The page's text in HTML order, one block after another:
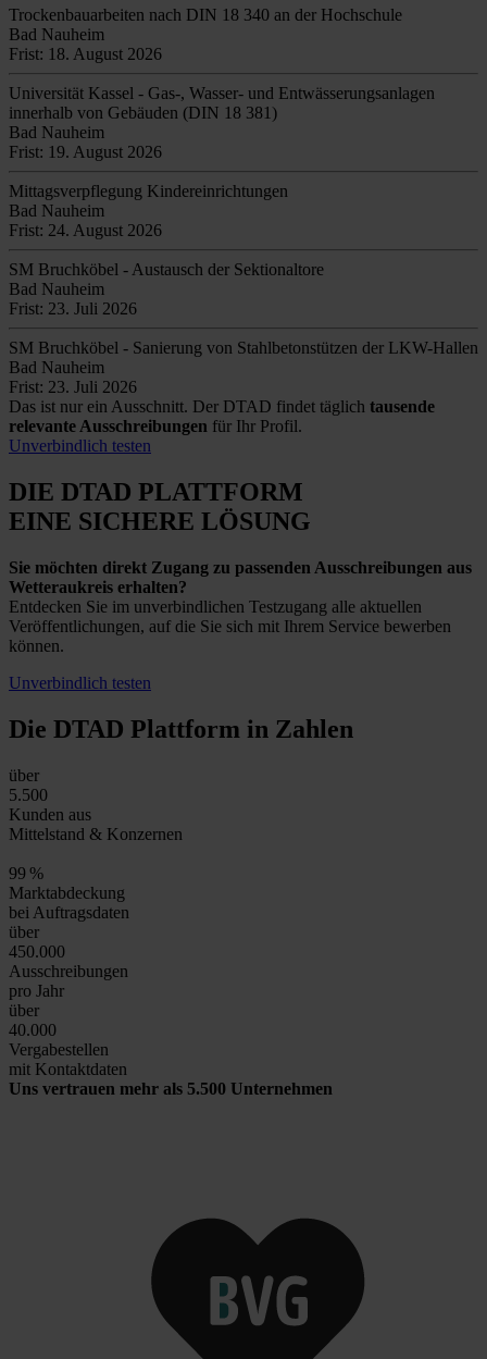
Trockenbauarbeiten nach DIN 18 340 an der Hochschule
Bad Nauheim
Frist: 18. August 2026
Universität Kassel - Gas-, Wasser- und Entwässerungsanlagen
innerhalb von Gebäuden (DIN 18 381)
Bad Nauheim
Frist: 19. August 2026
Mittagsverpflegung Kindereinrichtungen
Bad Nauheim
Frist: 24. August 2026
SM Bruchköbel - Austausch der Sektionaltore
Bad Nauheim
Frist: 23. Juli 2026
SM Bruchköbel - Sanierung von Stahlbetonstützen der LKW-Hallen
Bad Nauheim
Frist: 23. Juli 2026
Das ist nur ein Ausschnitt. Der DTAD findet täglich tausende
relevante Ausschreibungen für Ihr Profil.
Unverbindlich testen
DIE DTAD PLATTFORM
EINE SICHERE LÖSUNG
Sie möchten direkt Zugang zu passenden Ausschreibungen aus
Wetteraukreis erhalten?
Entdecken Sie im unverbindlichen Testzugang alle aktuellen
Veröffentlichungen, auf die Sie sich mit Ihrem Service bewerben
können.
Unverbindlich testen
Die DTAD Plattform in Zahlen
über
5.500
Kunden aus
Mittelstand & Konzernen
99 %
Marktabdeckung
bei Auftragsdaten
über
450.000
Ausschreibungen
pro Jahr
über
40.000
Vergabestellen
mit Kontaktdaten
Uns vertrauen mehr als 5.500 Unternehmen